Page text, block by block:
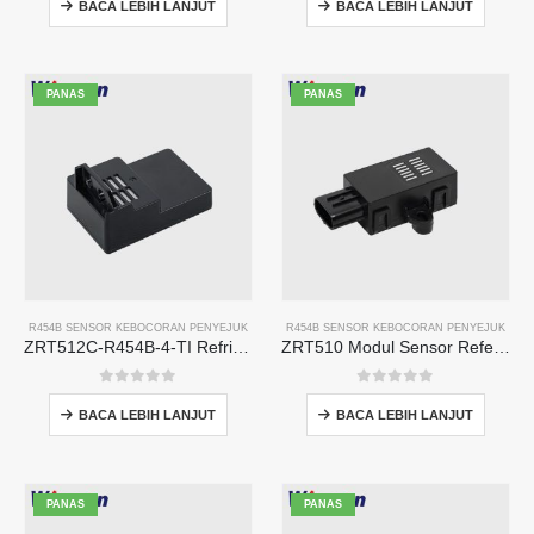
BACA LEBIH LANJUT BACA LEBIH LANJUT
PANAS
R454B SENSOR KEBOCORAN PENYEJUK
ZRT512C-R454B-4-TI Refrigerant Sensor Module | NDIR Technology for HVAC & Industrial Safety Monitoring
0daripada 5
BACA LEBIH LANJUT
PANAS
R454B SENSOR KEBOCORAN PENYEJUK
ZRT510 Modul Sensor Referant R454B-Sensor Refrigerant NDIR berprestasi tinggi
0daripada 5
BACA LEBIH LANJUT
PANAS PANAS